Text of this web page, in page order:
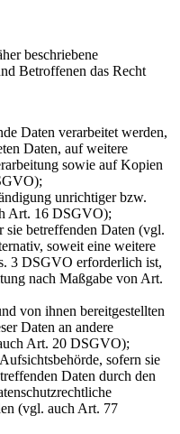
beschriebene
Betroffenen das Recht
Daten verarbeitet werden,
Daten, auf weitere
sowie auf Kopien
unrichtiger bzw.
Art. 16 DSGVO);
betreffenden Daten (vgl.
soweit eine weitere
3 DSGVO erforderlich ist,
nach Maßgabe von Art.
von ihnen bereitgestellten
Daten an andere
Art. 20 DSGVO);
sofern sie
Daten durch den
(vgl. auch Art. 77